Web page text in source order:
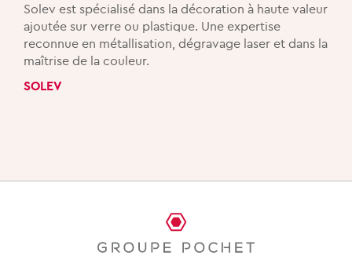
Solev est spécialisé dans la décoration à haute valeur
ajoutée sur verre ou plastique. Une expertise
reconnue en métallisation, dégravage laser et dans la
maîtrise de la couleur.
SOLEV